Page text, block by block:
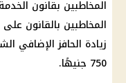
زيادة الحافز الإضافي
750 جنيهًا.